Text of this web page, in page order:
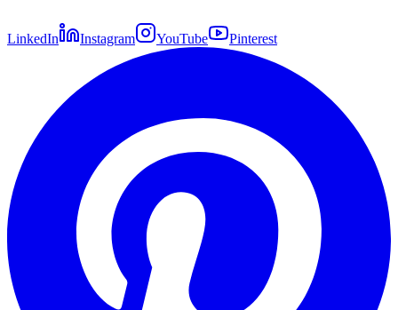
LinkedIn Instagram YouTube Pinterest